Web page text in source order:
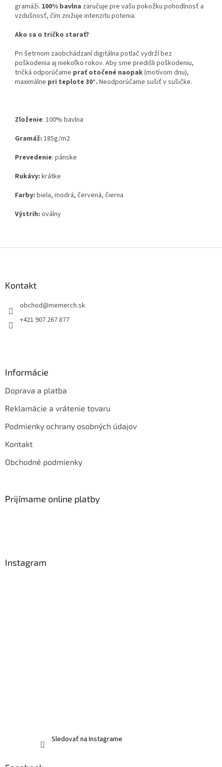
gramáži. 100% bavlna zaručuje pre vašu pokožku pohodlnosť a
vzdušnosť, čím znižuje intenzitu potenia.
Ako sa o tričko starať?
Pri šetrnom zaobchádzaní digitálna potlač vydrží bez
poškodenia aj niekoľko rokov. Aby sme predišli poškodeniu,
tričká odporúčame prať otočené naopak(motívom dnu),
maximálne pri teplote 30°. Neodporúčame sušiť v sušičke.
Zloženie: 100% bavlna
Gramáž: 185g/m2
Prevedenie: pánske
Rukávy: krátke
Farby: biela, modrá, červená, čierna
Výstrih: oválny
Kontakt
obchod@memerch.sk
+421 907 267 877
Informácie
Doprava a platba
Reklamácie a vrátenie tovaru
Podmienky ochrany osobných údajov
Kontakt
Obchodné podmienky
Prijímame online platby
Instagram
Sledovať na Instagrame